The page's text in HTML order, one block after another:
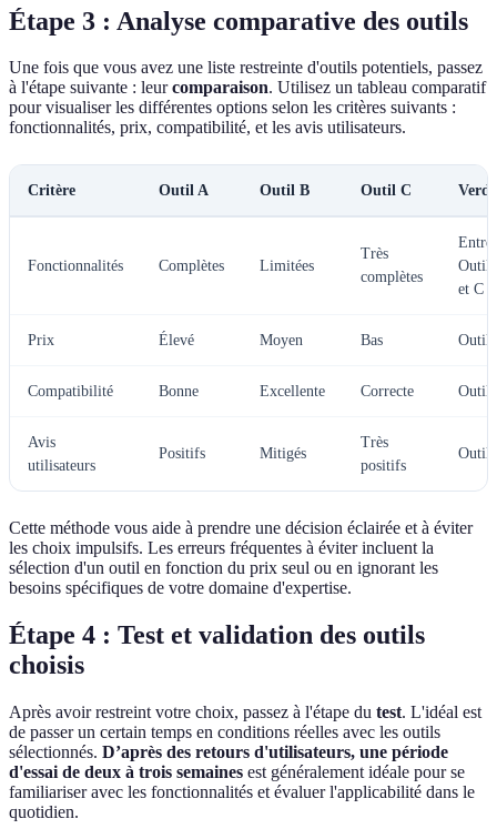
Étape 3 : Analyse comparative des outils
Une fois que vous avez une liste restreinte d'outils potentiels, passez
à l'étape suivante : leurcomparaison. Utilisez un tableau comparatif
pour visualiser les différentes options selon les critères suivants :
fonctionnalités, prix, compatibilité, et les avis utilisateurs.
Critère Outil A Outil B Outil C
Fonctionnalités Complètes Limitées
Très
complètes
Entre
Outil
et C
Prix Élevé Moyen Bas Outil
Compatibilité Bonne Excellente Correcte Outil
Avis
utilisateurs
Positifs Mitigés
Très
positifs
Outil
Cette méthode vous aide à prendre une décision éclairée et à éviter
les choix impulsifs. Les erreurs fréquentes à éviter incluent la
sélection d'un outil en fonction du prix seul ou en ignorant les
besoins spécifiques de votre domaine d'expertise.
Étape 4 : Test et validation des outils
choisis
Après avoir restreint votre choix, passez à l'étape du test. L'idéal est
de passer un certain temps en conditions réelles avec les outils
sélectionnés. D’après des retours d'utilisateurs, une période
d'essai de deux à trois semaines est généralement idéale pour se
familiariser avec les fonctionnalités et évaluer l'applicabilité dans le
quotidien.